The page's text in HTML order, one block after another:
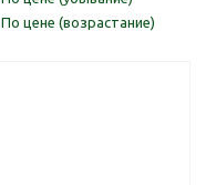
По цене (возрастание)